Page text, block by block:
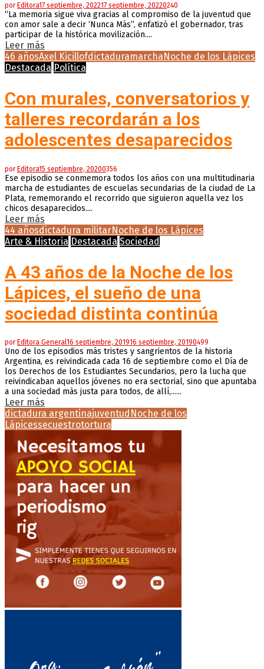
porEditora17 septiembre, 202217 septiembre, 20220240
“La memoria sigue viva gracias al compromiso de la juventud que
con amor sale a decir ‘Nunca Más”, enfatizó el gobernador, tras
participar de la histórica movilización....
Leer más
46 añosAxel KicillofdictaduramarchaNoche de los Lápices
Destacada Política
Con murales, conversatorios y
talleres recordarán a los
adolescentes desaparecidos
porEditora15 septiembre, 20200356
Ese episodio se conmemora todos los años con una multitudinaria
marcha de estudiantes de escuelas secundarias de la ciudad de La
Plata, rememorando el recorrido que siguieron aquella vez los
chicos desaparecidos....
Leer más
44 añosdictadura militarNoche de los Lápices
Arte & Historia Destacada Sociedad
A 43 años de la Noche de los
Lápices, el sueño de una
sociedad distinta continúa
por Editora General16 septiembre, 201916 septiembre, 20190499
Uno de los episodios más tristes y sangrientos de la historia
Argentina, es reivindicada cada 16 de septiembre como el Día de
los Derechos de los Estudiantes Secundarios, pero la lucha que
reivindicaban aquellos jóvenes no era sectorial, sino que apuntaba
a una sociedad más justa para todos, de allí,......
Leer más
dictadura argentinajuventud Noche de los
Lápicessecuestrotortura